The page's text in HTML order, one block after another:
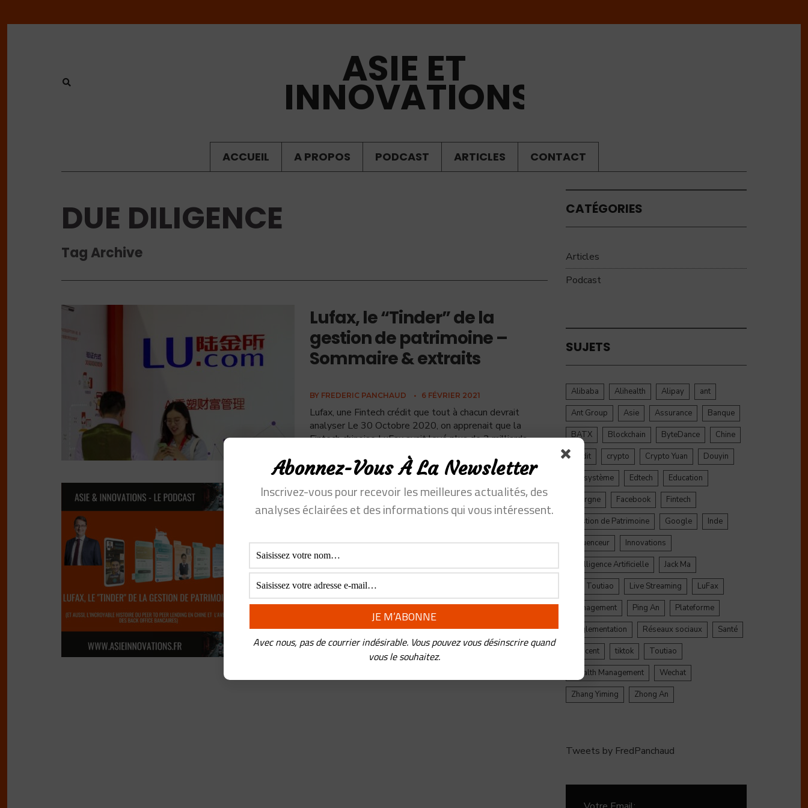
ASIE ET
INNOVATIONS
ACCUEIL A PROPOS PODCAST ARTICLES CONTACT
DUE DILIGENCE
Tag Archive
Lufax, le “Tinder” de la
gestion de patrimoine –
Sommaire & extraits
BY FREDERIC PANCHAUD • 6 FÉVRIER 2021
Lufax, une Fintech crédit que tout à chacun devrait
analyser Le 30 Octobre 2020, on apprenait que la
Fintech chinoise LuFax avait levé plus de 2 milliards
Lufax, le “Tinder” de la gestion de
patrimoine
BYFREDERIC PANCHAUD
Lufax, c’est un concentrée de “croissance à la chinoise”. Créée sur un
marché ultra concurrentiel, celui du peer to peer lending, elle en est
devenu le...
CATÉGORIES
Articles
Podcast
SUJETS
Alibaba Alihealth Alipay
ant
Ant Group
Asie Assurance
Banque
BATX
Blockchain ByteDance
Chine
credit
crypto Crypto Yuan
Douyin
Ecosystème
Edtech
Education
Epargne
Facebook
Fintech
Gestion de Patrimoine
Google
Inde
Influenceur
Innovations
Intelligence Artificielle
Jack Ma
Jinri Toutiao
Live Streaming
LuFax
Management
Ping An
Plateforme
Réglementation
Réseaux sociaux
Santé
Tencent
tiktok
Toutiao
Wealth Management
Wechat
Zhang Yiming
Zhong An
Tweets by FredPanchaud
Abonnez-Vous À La Newsletter
Inscrivez-vous pour recevoir les meilleures actualités, des
analyses éclairées et des informations qui vous intéressent.
Avec nous, pas de courrier indésirable. Vous pouvez vous désinscrire quand
vous le souhaitez.